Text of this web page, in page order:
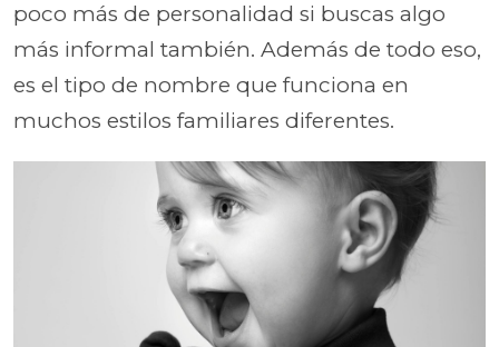
poco más de personalidad si buscas algo
más informal también. Además de todo eso,
es el tipo de nombre que funciona en
muchos estilos familiares diferentes.